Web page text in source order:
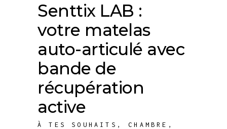
Senttix LAB :
votre matelas
auto-articulé avec
bande de
récupération
active
À TES SOUHAITS ,CHAMBRE ,